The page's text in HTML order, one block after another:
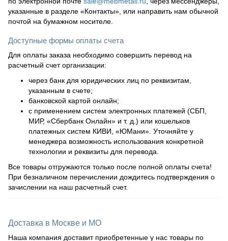
указанные в разделе «Контакты», или направить нам обычной
почтой на бумажном носителе.
Доступные формы оплаты счета
Для оплаты заказа необходимо совершить перевод на
расчетный счет организации:
через банк для юридических лиц по реквизитам,
указанным в счете;
банковской картой онлайн;
с применением систем электронных платежей (СБП,
МИР, «Сбербанк Онлайн» и т. д.) или кошельков
платежных систем КИВИ, «ЮМани». Уточняйте у
менеджера возможность использования конкретной
технологии и реквизиты для перевода.
Все товары отгружаются только после полной оплаты счета!
При безналичном перечислении дождитесь подтверждения о
зачислении на наш расчетный счет.
Доставка в Москве и МО
Наша компания доставит приобретенные у нас товары по